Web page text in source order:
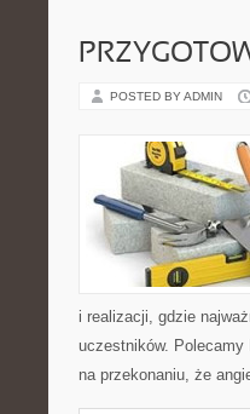
POSTED BY ADMIN
i realizacji, gdzie
uczestników.
na przekonaniu, że